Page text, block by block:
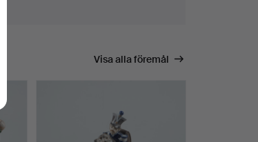
Visa alla föremål